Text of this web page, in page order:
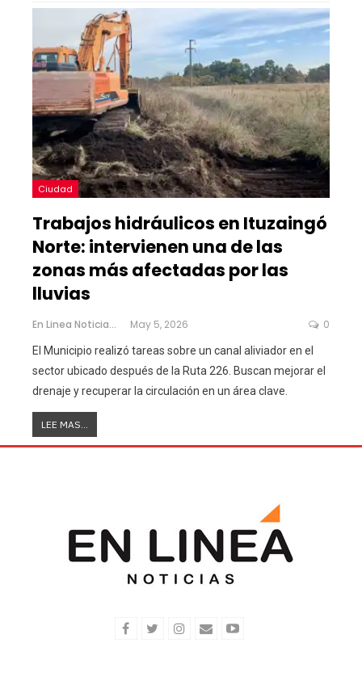
Ciudad
Trabajos hidráulicos en Ituzaingó
Norte: intervienen una de las
zonas más afectadas por las
lluvias
En Linea Noticias May 5, 2026 0
El Municipio realizó tareas sobre un canal aliviador en el
sector ubicado después de la Ruta 226. Buscan mejorar el
drenaje y recuperar la circulación en un área clave.
LEE MAS...